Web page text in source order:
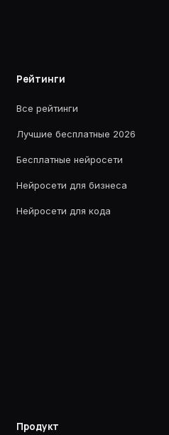
Рейтинги
Все рейтинги
Лучшие бесплатные 2026
Бесплатные нейросети
Нейросети для бизнеса
Нейросети для кода
Продукт